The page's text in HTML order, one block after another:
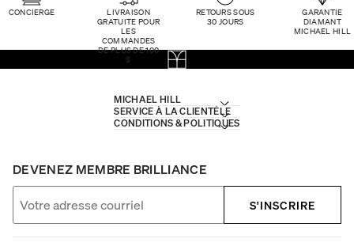
CONCIERGE
LIVRAISON
GRATUITE POUR
LES
COMMANDES
DE PLUS DE 100
$
RETOURS SOUS
30 JOURS
GARANTIE
DIAMANT
MICHAEL HILL
MICHAEL HILL
SERVICE À LA CLIENTÈLE
CONDITIONS & POLITIQUES
DEVENEZ MEMBRE BRILLIANCE
S'INSCRIRE